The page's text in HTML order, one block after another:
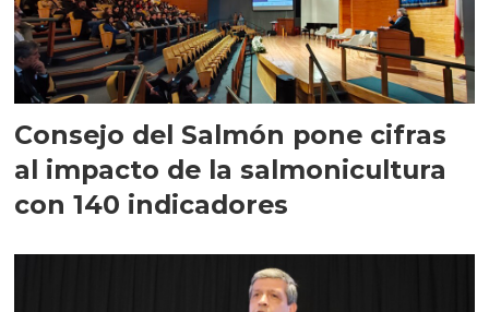
Consejo del Salmón pone cifras
al impacto de la salmonicultura
con 140 indicadores